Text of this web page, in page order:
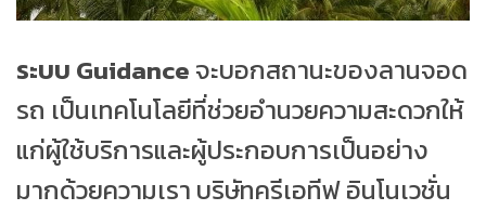
ระบบ Guidance จะบอกสถานะของลานจอด
รถ เป็นเทคโนโลยีที่ช่วยอำนวยความสะดวกให้
แก่ผู้ใช้บริการและผู้ประกอบการเป็นอย่าง
มากด้วยความเรา บริษัทครีเอทีฟ อินโนเวชั่น